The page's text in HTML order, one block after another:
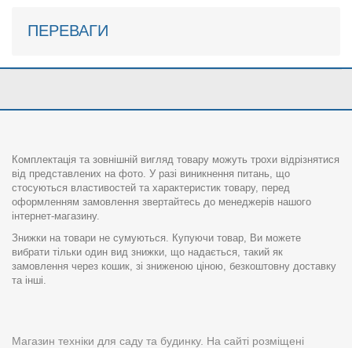
ПЕРЕВАГИ
Комплектація та зовнішній вигляд товару можуть трохи відрізнятися
від представлених на фото. У разі виникнення питань, що
стосуються властивостей та характеристик товару, перед
оформленням замовлення звертайтесь до менеджерів нашого
інтернет-магазину.
Знижки на товари не сумуються. Купуючи товар, Ви можете
вибрати тільки один вид знижки, що надається, такий як
замовлення через кошик, зі зниженою ціною, безкоштовну доставку
та інші.
Магазин техніки для саду та будинку. На сайті розміщені